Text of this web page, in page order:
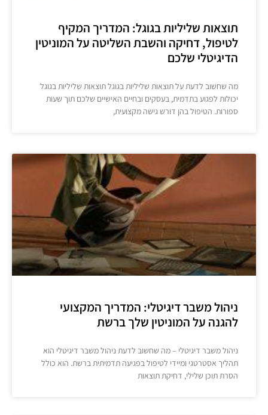
תוצאות שליליות בגוגל: המדריך המקיף
לטיפול, דחיקה והשבת השליטה על המוניטין
הדיגיטלי שלכם
מה שחשוב לדעת על תוצאות שליליות בגוגל תוצאות שליליות בגוגל
יכולות לפגוע בתדמית, בעסקים ובחיים האישיים שלכם תוך שעות
ספורות. הטיפול בהן דורש גישה מקצועית,
ניהול משבר דיגיטלי: המדריך המקצועי
להגנה על המוניטין שלך ברשת
ניהול משבר דיגיטלי – מה שחשוב לדעת ניהול משבר דיגיטלי הוא
תהליך אסטרטגי ומיידי לטיפול בפגיעה תדמיתית ברשת. הוא כולל
הסרת תוכן שלילי, דחיקת תוצאות